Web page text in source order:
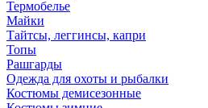
Термобелье
Майки
Тайтсы, леггинсы, капри
Топы
Рашгарды
Одежда для охоты и рыбалки
Костюмы демисезонные